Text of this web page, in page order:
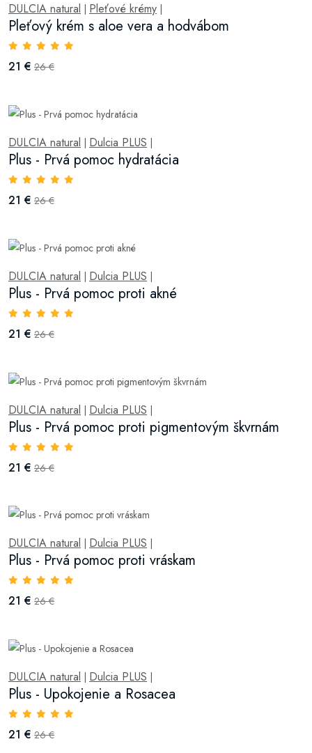
DULCIA natural Pleťové krémy
Pleťový krém s aloe vera a hodvábom
21 € 26 €
DULCIA natural | Dulcia PLUS |
Plus - Prvá pomoc hydratácia
21 € 26 €
DULCIA natural | Dulcia PLUS |
Plus - Prvá pomoc proti akné
21 € 26 €
DULCIA natural | Dulcia PLUS |
Plus - Prvá pomoc proti pigmentovým škvrnám
21 € 26 €
DULCIA natural Dulcia PLUS
Plus - Prvá pomoc proti vráskam
21 € 26 €
DULCIA natural Dulcia PLUS
Plus - Upokojenie a Rosacea
21 € 26 €